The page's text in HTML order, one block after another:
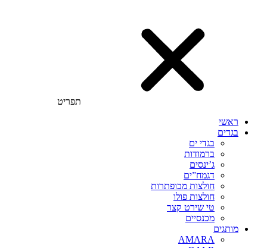
תפריט
ראשי
בגדים
בגדי ים
ברמודות
ג’ינסים
דגמח”ים
חולצות מכופתרות
חולצות פולו
טי שירט קצר
מכנסיים
מותגים
AMARA